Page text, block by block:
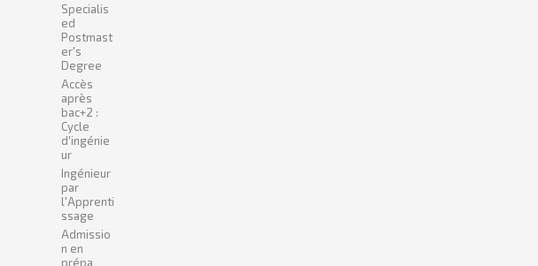
Specialis
ed
Postmast
er's
Degree
Accès
après
bac+2 :
Cycle
d'ingénie
ur
Ingénieur
par
l'Apprenti
ssage
Admissio
n en
prépa